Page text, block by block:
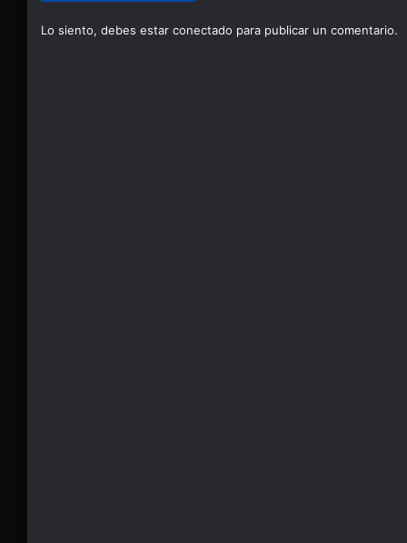
Lo siento, debes estar conectado para publicar un comentario.